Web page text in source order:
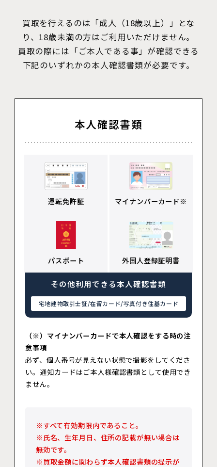
買取を行えるのは「成人（18歳以上）」とな
り、18歳未満の方はご利用いただけません。
買取の際には「ご本人である事」が確認できる
下記のいずれかの本人確認書類が必要です。
本人確認書類
運転免許証 マイナンバーカード※
パスポート 外国人登録証明書
その他利用できる本人確認書類
宅地建物取引士証/在留カード/写真付き住基カード
（※）マイナンバーカードで本人確認をする時の注
意事項
必ず、個人番号が見えない状態で撮影をしてくださ
い。通知カードはご本人様確認書類として使用でき
ません。
※すべて有効期限内であること。
※氏名、生年月日、住所の記載が無い場合は
無効です。
※買取金額に関わらず本人確認書類の提示が